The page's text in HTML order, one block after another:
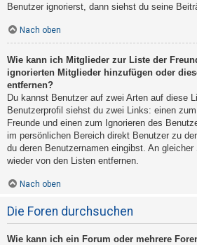
Benutzer ignorierst, dann siehst du seine
Nach oben
Wie kann ich Mitglieder zur Liste der
ignorierten Mitglieder hinzufügen oder
entfernen?
Du kannst Benutzer auf zwei Arten auf diese
Benutzerprofil siehst du zwei Links: einen
Freunde und einen zum Ignorieren des
im persönlichen Bereich direkt Benutzer zu
du deren Benutzernamen eingibst. An
wieder von den Listen entfernen.
Nach oben
Die Foren durchsuchen
Wie kann ich ein Forum oder mehrere